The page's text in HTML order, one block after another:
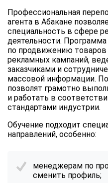
Профессиональная
агента в Абакане
специальность в сфере
деятельности.
по продвижению товаров
рекламных кампаний,
заказчиками и
массовой информации.
позволят грамотно
и работать в
стандартами индустрии.
Обучение подходит
направлений, особенно:
менеджерам по
сменить профиль;